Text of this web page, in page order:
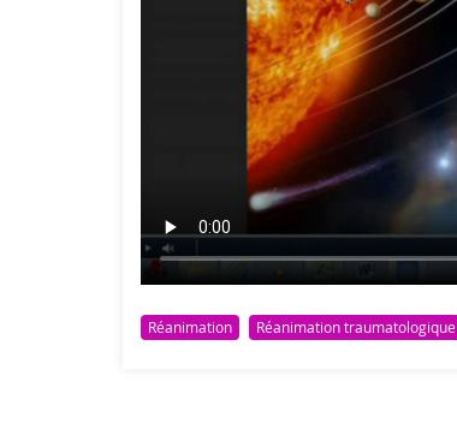
Réanimation Réanimation traumatologique